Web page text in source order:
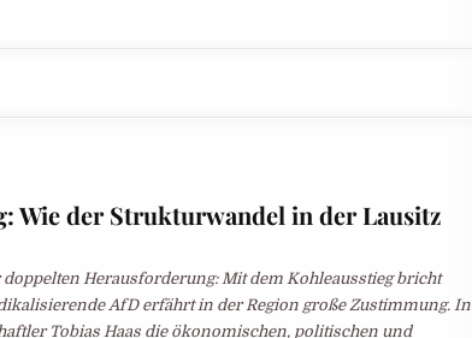
Wie der Strukturwandel in der Lausitz
Herausforderung: Mit dem Kohleausstieg bricht
AfD erfährt in der Region große Zustimmung. In
Tobias Haas die ökonomischen, politischen und